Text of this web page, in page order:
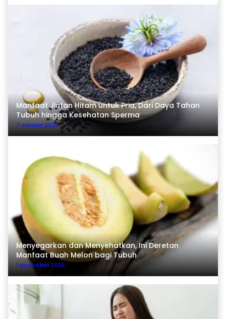
Manfaat Jintan Hitam untuk Pria, Dari Daya Tahan
Tubuh hingga Kesehatan Sperma
7 Januari 2026
Menyegarkan dan Menyehatkan, Ini Deretan
Manfaat Buah Melon bagi Tubuh
1 November 2025